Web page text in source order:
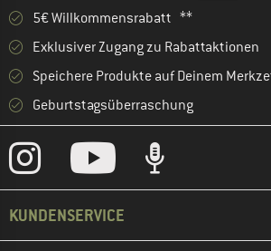
5€ Willkommensrabatt **
Exklusiver Zugang zu Rabattaktionen
Speichere Produkte auf Deinem
Geburtstagsüberraschung
KUNDENSERVICE